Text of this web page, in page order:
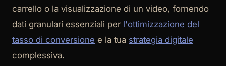
carrello o la visualizzazione di un video, fornendo
dati granulari essenziali per l'ottimizzazione del
tasso di conversione e la tua strategia digitale
complessiva.